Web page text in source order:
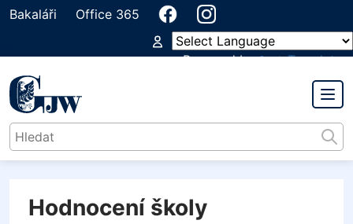
Bakaláři Office 365
Powered by
Translate
Hodnocení školy